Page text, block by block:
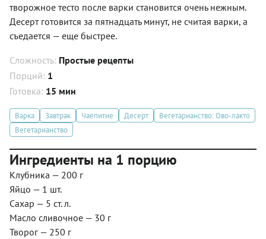
творожное тесто после варки становится очень нежным.
Десерт готовится за пятнадцать минут, не считая варки, а
съедается — еще быстрее.
Сложность: Простые рецепты
Порций: 1
Готовка: 15 мин
Варка Завтрак Чаепитие Десерт
Вегетарианство: Ово-лакто
Вегетарианство
Ингредиенты на 1 порцию
Клубника — 200 г
Яйцо — 1 шт.
Сахар — 5 ст. л.
Масло сливочное — 30 г
Творог — 250 г